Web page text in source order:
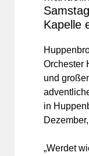
Kapelle
Orchester
und
in
„Werdet